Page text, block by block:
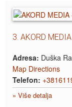
3. AKORD
Adresa: Duška
Map Directions
Telefon:
» Više detalja